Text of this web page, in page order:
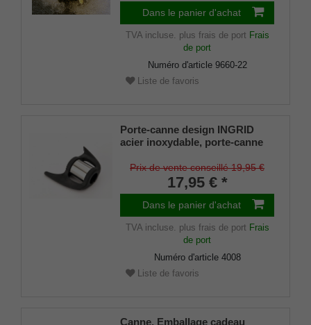
Dans le panier d'achat
TVA incluse. plus frais de port Frais
de port
Numéro d'article 9660-22
Liste de favoris
Porte-canne design INGRID
acier inoxydable, porte-canne
22mm), caoutchouc souple
Prix de vente conseillé 19,95 €
17,95 € *
Dans le panier d'achat
TVA incluse. plus frais de port Frais
de port
Numéro d'article 4008
Liste de favoris
Canne, Emballage cadeau